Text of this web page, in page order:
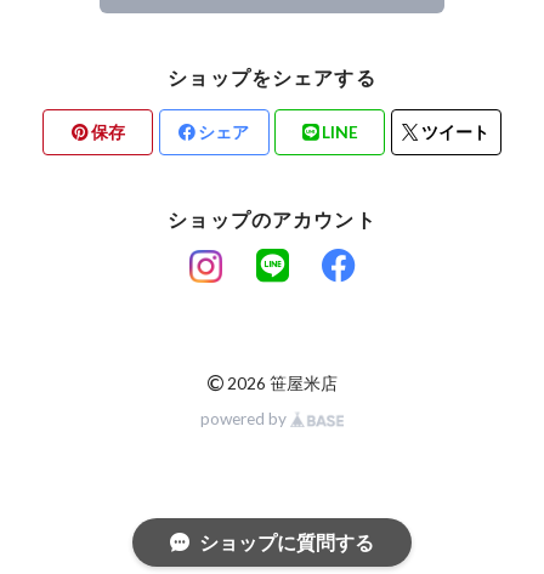
ショップをシェアする
保存 シェア LINE ツイート
ショップのアカウント
© 2026 笹屋米店
powered by
ショップに質問する